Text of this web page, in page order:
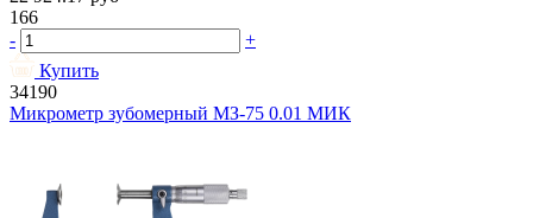
166
-
+
Купить
34190
Микрометр зубомерный МЗ-75 0.01 МИК